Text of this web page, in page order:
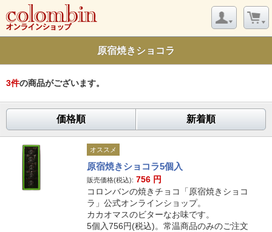
原宿焼きショコラ
3件の商品がございます。
価格順 新着順
オススメ
原宿焼きショコラ5個入
販売価格(税込): 756 円
コロンバンの焼きチョコ「原宿焼きショコ
ラ」公式オンラインショップ。
カカオマスのビターなお味です。
5個入756円(税込)。常温商品のみのご注文